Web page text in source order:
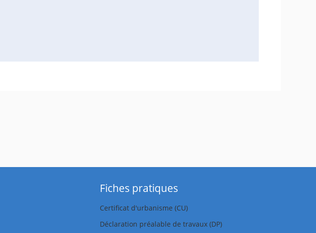
Fiches pratiques
Certificat d'urbanisme (CU)
Déclaration préalable de travaux (DP)